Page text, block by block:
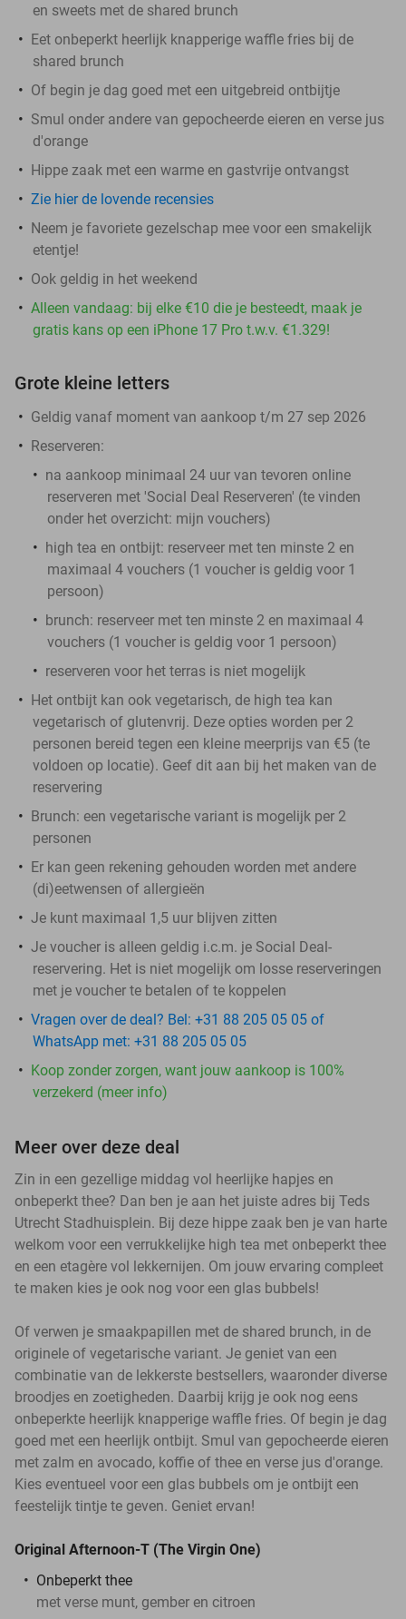
en sweets met de shared brunch
Eet onbeperkt heerlijk knapperige waffle fries bij de
shared brunch
Of begin je dag goed met een uitgebreid ontbijtje
Smul onder andere van gepocheerde eieren en verse jus
d'orange
Hippe zaak met een warme en gastvrije ontvangst
Zie hier de lovende recensies
Neem je favoriete gezelschap mee voor een smakelijk
etentje!
Ook geldig in het weekend
Alleen vandaag: bij elke €10 die je besteedt, maak je
gratis kans op een iPhone 17 Pro t.w.v. €1.329!
Grote kleine letters
Geldig vanaf moment van aankoop t/m 27 sep 2026
Reserveren:
na aankoop minimaal 24 uur van tevoren online
reserveren met 'Social Deal Reserveren' (te vinden
onder het overzicht: mijn vouchers)
high tea en ontbijt: reserveer met ten minste 2 en
maximaal 4 vouchers (1 voucher is geldig voor 1
persoon)
brunch: reserveer met ten minste 2 en maximaal 4
vouchers (1 voucher is geldig voor 1 persoon)
reserveren voor het terras is niet mogelijk
Het ontbijt kan ook vegetarisch, de high tea kan
vegetarisch of glutenvrij. Deze opties worden per 2
personen bereid tegen een kleine meerprijs van €5 (te
voldoen op locatie). Geef dit aan bij het maken van de
reservering
Brunch: een vegetarische variant is mogelijk per 2
personen
Er kan geen rekening gehouden worden met andere
(di)eetwensen of allergieën
Je kunt maximaal 1,5 uur blijven zitten
Je voucher is alleen geldig i.c.m. je Social Deal-
reservering. Het is niet mogelijk om losse reserveringen
met je voucher te betalen of te koppelen
Vragen over de deal? Bel: +31 88 205 05 05 of
WhatsApp met: +31 88 205 05 05
Koop zonder zorgen, want jouw aankoop is 100%
verzekerd (meer info)
Meer over deze deal
Zin in een gezellige middag vol heerlijke hapjes en
onbeperkt thee? Dan ben je aan het juiste adres bij Teds
Utrecht Stadhuisplein. Bij deze hippe zaak ben je van harte
welkom voor een verrukkelijke high tea met onbeperkt thee
en een etagère vol lekkernijen. Om jouw ervaring compleet
te maken kies je ook nog voor een glas bubbels!
Of verwen je smaakpapillen met de shared brunch, in de
originele of vegetarische variant. Je geniet van een
combinatie van de lekkerste bestsellers, waaronder diverse
broodjes en zoetigheden. Daarbij krijg je ook nog eens
onbeperkte heerlijk knapperige waffle fries. Of begin je dag
goed met een heerlijk ontbijt. Smul van gepocheerde eieren
met zalm en avocado, koffie of thee en verse jus d'orange.
Kies eventueel voor een glas bubbels om je ontbijt een
feestelijk tintje te geven. Geniet ervan!
Original Afternoon-T (The Virgin One)
Onbeperkt thee
met verse munt, gember en citroen